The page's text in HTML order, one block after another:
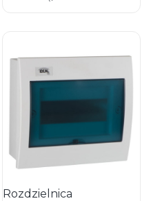
Rozdzielnica